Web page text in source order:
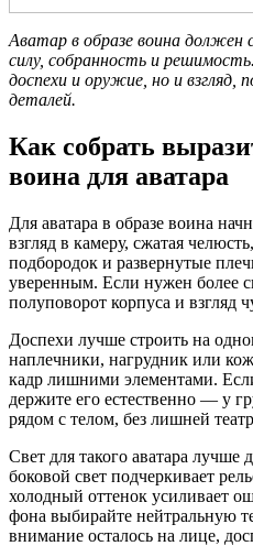
Аватар в образе воина должен
силу, собранность и
доспехи и оружие, но и взгляд,
деталей.
Как собрать
воина для аватара
Для аватара в образе воина
взгляд в камеру, сжатая
подбородок и развернутые
уверенным. Если нужен более
полуповорот корпуса и взгляд
Доспехи лучше строить на
наплечники, нагрудник или
кадр лишними элементами.
держите его естественно — у
рядом с телом, без лишней
Свет для такого аватара лучше
боковой свет подчеркивает
холодный оттенок усиливает
фона выбирайте нейтральную
внимание осталось на лице,